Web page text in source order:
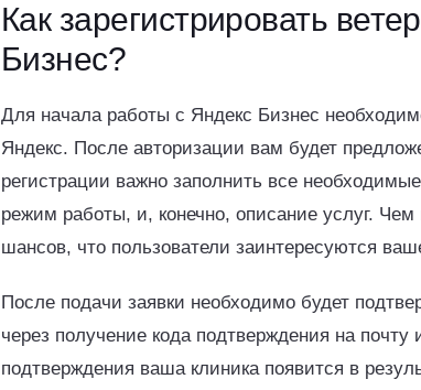
Как зарегистрировать
Бизнес?
Для начала работы с Яндекс Бизнес
Яндекс. После авторизации вам будет
регистрации важно заполнить все
режим работы, и, конечно, описание услуг.
шансов, что пользователи заинтересуются
После подачи заявки необходимо будет
через получение кода подтверждения на
подтверждения ваша клиника появится в